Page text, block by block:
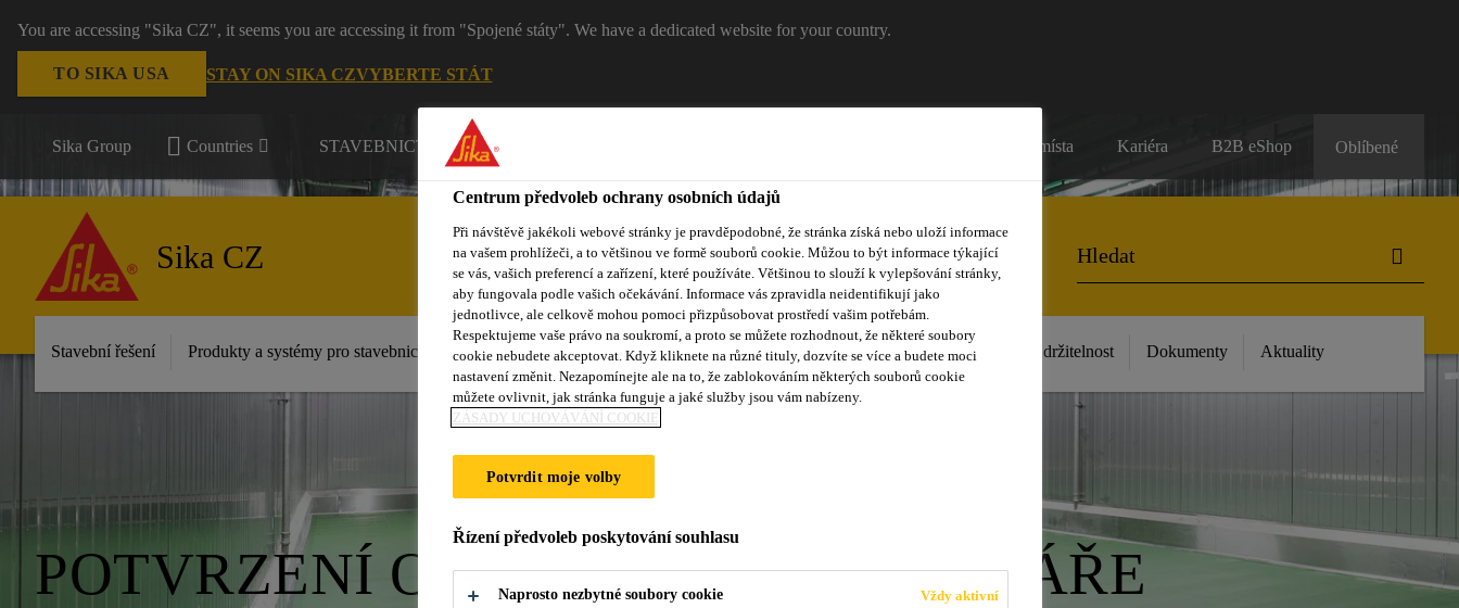
You are accessing "Sika CZ", it seems you are accessing it from "Spojené státy". We have a dedicated website for your country.
TO SIKA USA STAY ON SIKA CZVYBERTE STÁT
Sika Group Countries STAVEBNICTVÍ / PRŮMYSL Prodejní místa Kariéra B2B eShop Oblíbené
Sika CZ
Stavební řešení Produkty a systémy pro stavebnictví Průmyslová lepidla a tmely Vzdělávací centrum Reference O nás Udržitelnost Dokumenty Aktuality
POTVRZENÍ O ODESLÁNÍ FORMULÁŘE
Centrum předvoleb ochrany osobních údajů
Při návštěvě jakékoli webové stránky je pravděpodobné, že stránka získá nebo uloží informace
na vašem prohlížeči, a to většinou ve formě souborů cookie. Můžou to být informace týkající
se vás, vašich preferencí a zařízení, které používáte. Většinou to slouží k vylepšování stránky,
aby fungovala podle vašich očekávání. Informace vás zpravidla neidentifikují jako
jednotlivce, ale celkově mohou pomoci přizpůsobovat prostředí vašim potřebám.
Respektujeme vaše právo na soukromí, a proto se můžete rozhodnout, že některé soubory
cookie nebudete akceptovat. Když kliknete na různé tituly, dozvíte se více a budete moci
nastavení změnit. Nezapomínejte ale na to, že zablokováním některých souborů cookie
můžete ovlivnit, jak stránka funguje a jaké služby jsou vám nabízeny.
ZÁSADY UCHOVÁVÁNÍ COOKIE
Potvrdit moje volby
Řízení předvoleb poskytování souhlasu
Naprosto nezbytné soubory cookie Vždy aktivní